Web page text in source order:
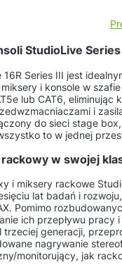
StudioLive Series
Series III jest
i konsole w
lub CAT6,
i
do sieci stage
to w jednej
w swojej
i miksery rackowe
lat badań i
Pomimo
ich przepływu
trzeciej generacji,
nagrywanie
monitorujący, jak